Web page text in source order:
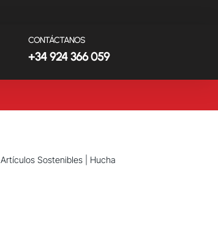
CONTÁCTANOS
+34 924 366 059
Artículos Sostenibles| Hucha